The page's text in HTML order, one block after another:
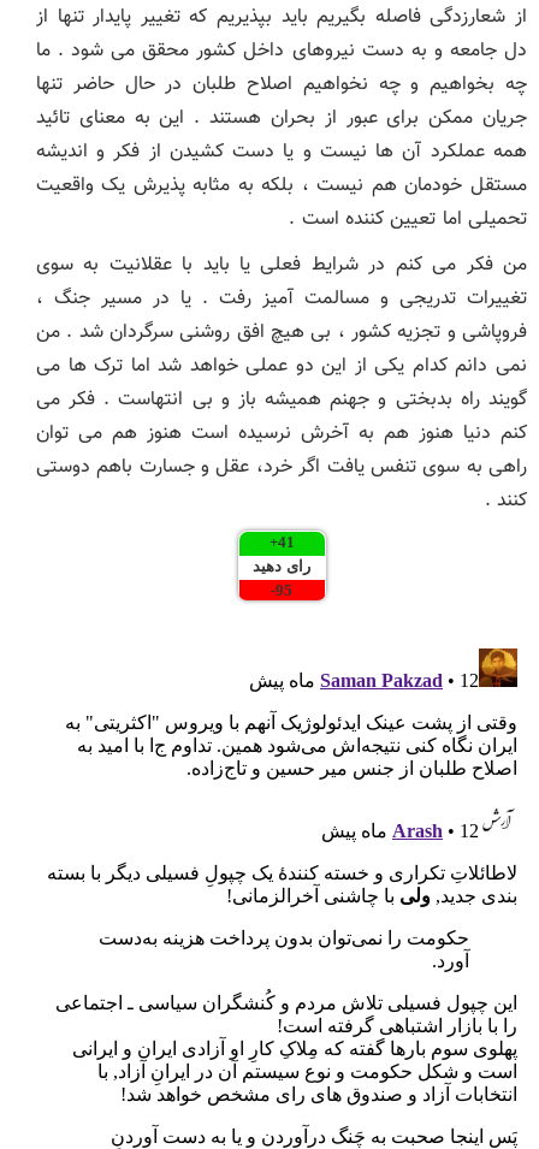
از شعارزدگی فاصله بگیریم باید بپذیریم که تغییر پایدار تنها از
دل جامعه و به دست نیروهای داخل کشور محقق می شود . ما
چه بخواهیم و چه نخواهیم اصلاح طلبان در حال حاضر تنها
جریان ممکن برای عبور از بحران هستند . این به معنای تائید
همه عملکرد آن ها نیست و یا دست کشیدن از فکر و اندیشه
مستقل خودمان هم نیست ، بلکه به مثابه پذیرش یک واقعیت
تحمیلی اما تعیین کننده است .
من فکر می کنم در شرایط فعلی یا باید با عقلانیت به سوی
تغییرات تدریجی و مسالمت آمیز رفت . یا در مسیر جنگ ،
فروپاشی و تجزیه کشور ، بی هیچ افق روشنی سرگردان شد . من
نمی دانم کدام یکی از این دو عملی خواهد شد اما ترک ها می
گویند راه بدبختی و جهنم همیشه باز و بی انتهاست . فکر می
کنم دنیا هنوز هم به آخرش نرسیده است هنوز هم می توان
راهی به سوی تنفس یافت اگر خرد، عقل و جسارت باهم دوستی
کنند .
41
+
رای دهید
95
-